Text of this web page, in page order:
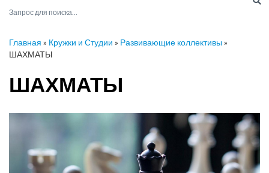
Главная » Кружки и Студии » Развивающие коллективы»
ШАХМАТЫ
ШАХМАТЫ